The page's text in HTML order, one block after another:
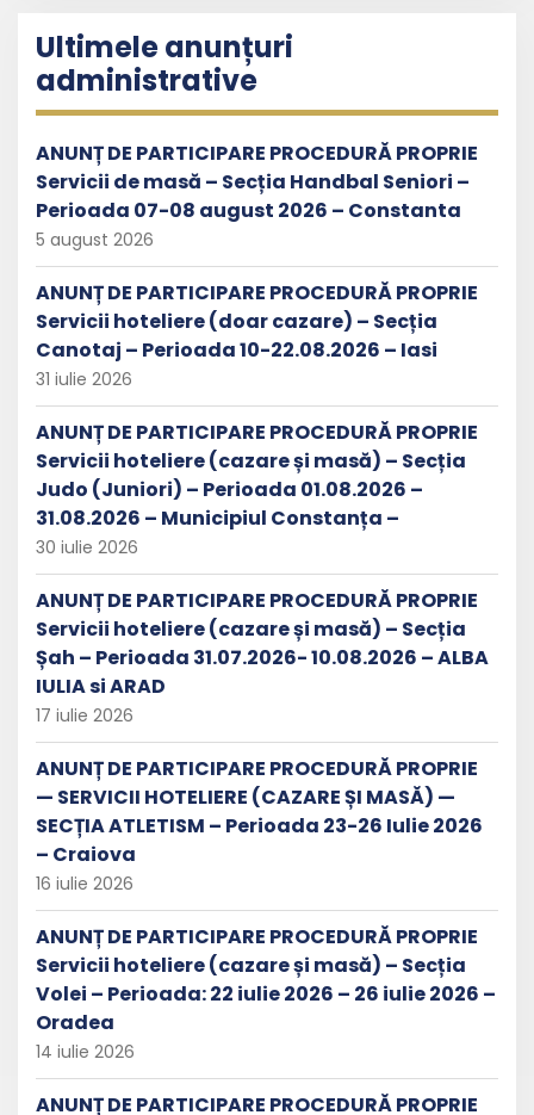
Ultimele anunțuri
administrative
ANUNȚ DE PARTICIPARE PROCEDURĂ PROPRIE
Servicii de masă – Secția Handbal Seniori –
Perioada 07-08 august 2026 – Constanta
5 august 2026
ANUNȚ DE PARTICIPARE PROCEDURĂ PROPRIE
Servicii hoteliere (doar cazare) – Secția
Canotaj – Perioada 10-22.08.2026 – Iasi
31 iulie 2026
ANUNȚ DE PARTICIPARE PROCEDURĂ PROPRIE
Servicii hoteliere (cazare și masă) – Secția
Judo (Juniori) – Perioada 01.08.2026 –
31.08.2026 – Municipiul Constanța –
30 iulie 2026
ANUNȚ DE PARTICIPARE PROCEDURĂ PROPRIE
Servicii hoteliere (cazare și masă) – Secția
Șah – Perioada 31.07.2026- 10.08.2026 – ALBA
IULIA si ARAD
17 iulie 2026
ANUNȚ DE PARTICIPARE PROCEDURĂ PROPRIE
— SERVICII HOTELIERE (CAZARE ȘI MASĂ) —
SECȚIA ATLETISM – Perioada 23-26 Iulie 2026
– Craiova
16 iulie 2026
ANUNȚ DE PARTICIPARE PROCEDURĂ PROPRIE
Servicii hoteliere (cazare și masă) – Secția
Volei – Perioada: 22 iulie 2026 – 26 iulie 2026 –
Oradea
14 iulie 2026
ANUNȚ DE PARTICIPARE PROCEDURĂ PROPRIE